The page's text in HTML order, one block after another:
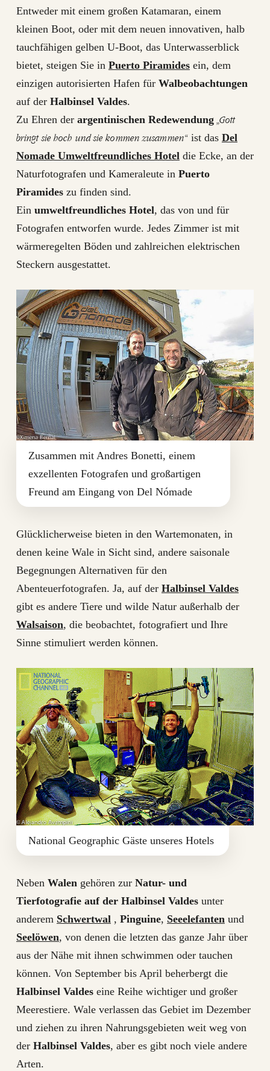
Entweder mit einem großen Katamaran, einem
kleinen Boot, oder mit dem neuen innovativen, halb
tauchfähigen gelben U-Boot, das Unterwasserblick
bietet, steigen Sie in Puerto Piramidesein, dem
einzigen autorisierten Hafen für Walbeobachtungen
auf der Halbinsel Valdes.
Zu Ehren der argentinischen Redewendung „Gott
bringt sie hoch und sie kommen zusammen“ist das Del
Nomade Umweltfreundliches Hoteldie Ecke, an der
Naturfotografen und Kameraleute in Puerto
Piramideszu finden sind.
Ein umweltfreundliches Hotel, das von und für
Fotografen entworfen wurde. Jedes Zimmer ist mit
wärmeregelten Böden und zahlreichen elektrischen
Steckern ausgestattet.
Zusammen mit Andres Bonetti, einem
exzellenten Fotografen und großartigen
Freund am Eingang von Del Nómade
Glücklicherweise bieten in den Wartemonaten, in
denen keine Wale in Sicht sind, andere saisonale
Begegnungen Alternativen für den
Abenteuerfotografen. Ja, auf der Halbinsel Valdes
gibt es andere Tiere und wilde Natur außerhalb der
Walsaison, die beobachtet, fotografiert und Ihre
Sinne stimuliert werden können.
National Geographic Gäste unseres Hotels
Neben Walengehören zur Natur- und
Tierfotografie auf der Halbinsel Valdesunter
anderem Schwertwal, Pinguine, Seeelefantenund
Seelöwen, von denen die letzten das ganze Jahr über
aus der Nähe mit ihnen schwimmen oder tauchen
können. Von September bis April beherbergt die
Halbinsel Valdeseine Reihe wichtiger und großer
Meerestiere. Wale verlassen das Gebiet im Dezember
und ziehen zu ihren Nahrungsgebieten weit weg von
der Halbinsel Valdes, aber es gibt noch viele andere
Arten.